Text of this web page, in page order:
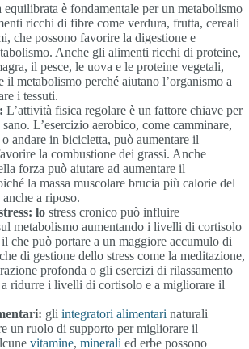
equilibrata è fondamentale per un metabolismo
ricchi di fibre come verdura, frutta, cereali
che possono favorire la digestione e
Anche gli alimenti ricchi di proteine,
il pesce, le uova e le proteine vegetali,
il metabolismo perché aiutano l’organismo a
i tessuti.
L’attività fisica regolare è un fattore chiave per
L’esercizio aerobico, come camminare,
andare in bicicletta, può aumentare il
la combustione dei grassi. Anche
forza può aiutare ad aumentare il
la massa muscolare brucia più calorie del
a riposo.
lo stress cronico può influire
metabolismo aumentando i livelli di cortisolo
che può portare a un maggiore accumulo di
di gestione dello stress come la meditazione,
profonda o gli esercizi di rilassamento
a ridurre i livelli di cortisolo e a migliorare il
gli integratori alimentari naturali
un ruolo di supporto per migliorare il
vitamine, minerali ed erbe possono